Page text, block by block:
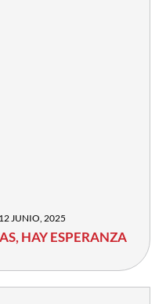
12 JUNIO, 2025
HAY ESPERANZA